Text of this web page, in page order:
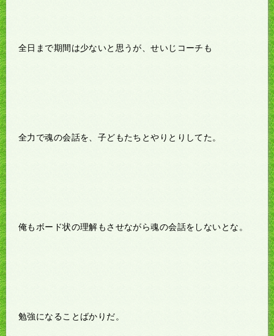
全日まで期間は少ないと思うが、せいじコーチも
全力で魂の会話を、子どもたちとやりとりしてた。
俺もボード状の理解もさせながら魂の会話をしないとな。
勉強になることばかりだ。